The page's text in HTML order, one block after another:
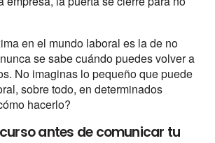
en el mundo laboral es la de no
se sabe cuándo puedes volver a
No imaginas lo pequeño que puede
sobre todo, en determinados
hacerlo?
antes de comunicar tu